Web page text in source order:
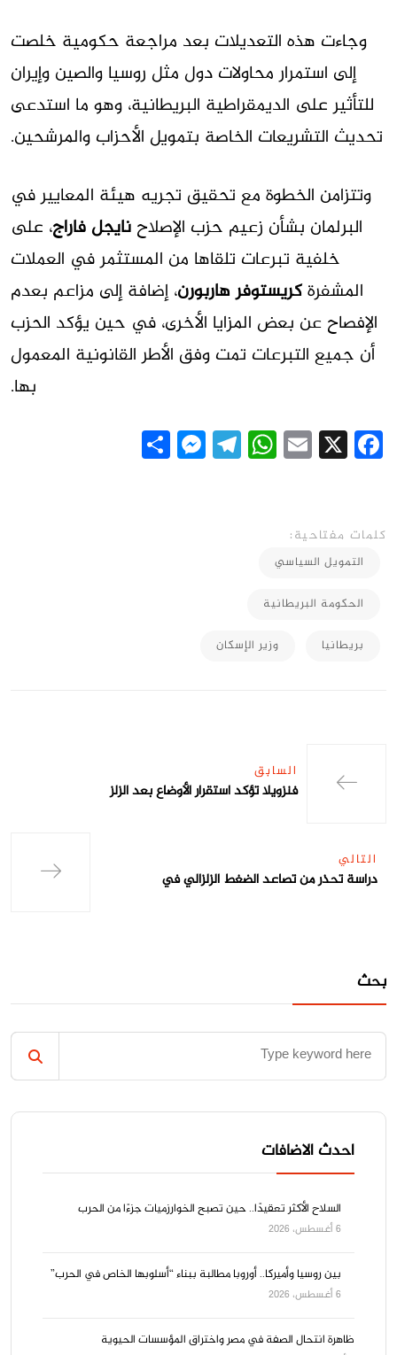
وجاءت هذه التعديلات بعد مراجعة حكومية خلصت
إلى استمرار محاولات دول مثل روسيا والصين وإيران
للتأثير على الديمقراطية البريطانية، وهو ما استدعى
تحديث التشريعات الخاصة بتمويل الأحزاب والمرشحين.
وتتزامن الخطوة مع تحقيق تجريه هيئة المعايير في
البرلمان بشأن زعيم حزب الإصلاح نايجل فاراج، على
خلفية تبرعات تلقاها من المستثمر في العملات
المشفرةكريستوفر هاربورن، إضافة إلى مزاعم بعدم
الإفصاح عن بعض المزايا الأخرى، في حين يؤكد الحزب
أن جميع التبرعات تمت وفق الأطر القانونية المعمول
بها.
Facebook
X
Email
WhatsApp
Telegram
Messenger
كلمات مفتاحية:
التمويل السياسي
الحكومة البريطانية
بريطانيا وزير الإسكان
السابق
فنزويلا تؤكد استقرار الأوضاع بعد الزلز
التالي
دراسة تحذر من تصاعد الضغط الزلزالي في
بحث
احدث الاضافات
السلاح الأكثر تعقيدًا.. حين تصبح الخوارزميات جزءًا من الحرب
6 أغسطس، 2026
بين روسيا وأميركا.. أوروبا مطالبة ببناء “أسلوبها الخاص في الحرب”
6 أغسطس، 2026
ظاهرة انتحال الصفة في مصر واختراق المؤسسات الحيوية